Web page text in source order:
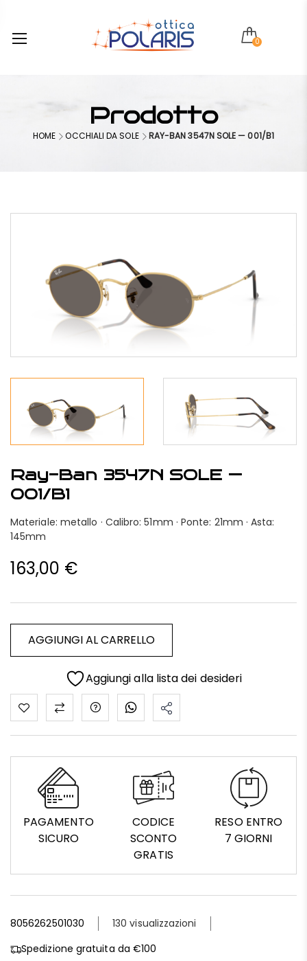
0
Prodotto
HOME OCCHIALI DA SOLE RAY-BAN 3547N SOLE — 001/B1
Ray-Ban 3547N SOLE —
001/B1
Materiale: metallo · Calibro: 51mm · Ponte: 21mm · Asta:
145mm
163,00 €
AGGIUNGI AL CARRELLO
Aggiungi alla lista dei desideri
PAGAMENTO
SICURO
CODICE
SCONTO
GRATIS
RESO ENTRO
7 GIORNI
8056262501030
130 visualizzazioni
Spedizione gratuita da €100